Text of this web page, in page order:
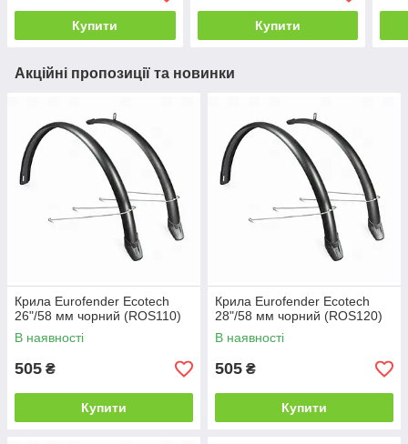
Купити Купити
Акційні пропозиції та новинки
Крила Eurofender Ecotech
26"/58 мм чорний (ROS110)
В наявності
505 ₴
Купити
Крила Eurofender Ecotech
28"/58 мм чорний (ROS120)
В наявності
505 ₴
Купити